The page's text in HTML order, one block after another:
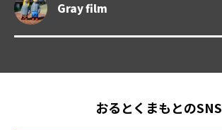
Gray film
おるとくまもとのSNS